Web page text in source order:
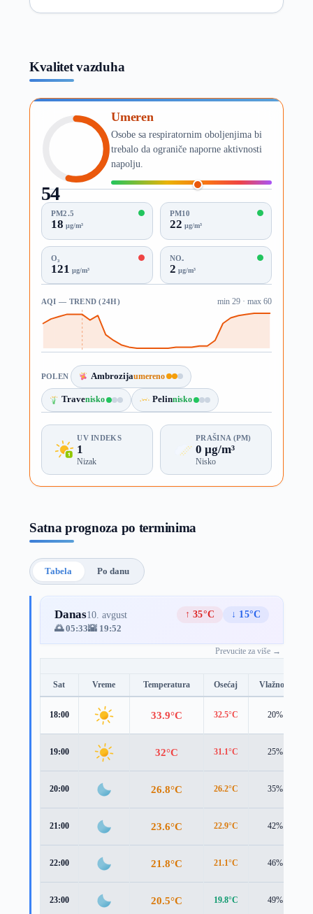
Kvalitet vazduha
54
AQI
Umeren
Osobe sa respiratornim oboljenjima bi
trebalo da ograniče naporne aktivnosti
napolju.
PM2.5
18 µg/m³
PM10
22 µg/m³
O₃
121 µg/m³
NO₂
2 µg/m³
AQI — TREND (24H) min 29 · max 60
POLEN Ambrozijaumereno
Travenisko Pelinnisko
UV INDEKS
1
Nizak
PRAŠINA (PM)
0 µg/m³
Nisko
Satna prognoza po terminima
Tabela Po danu
Danas10. avgust ↑ 35°C
↓ 15°C
🌅 05:33🌇 19:52
Prevucite za više →
Sat Vreme Temperatura Osećaj Vlažnost
18:00 33.9°C 32.5°C 20%
19:00 32°C 31.1°C 25%
20:00 26.8°C 26.2°C 35%
21:00 23.6°C 22.9°C 42%
22:00 21.8°C 21.1°C 46%
23:00 20.5°C 19.8°C 49%